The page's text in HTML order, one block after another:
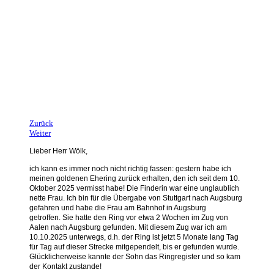
Zurück
Weiter
Lieber Herr Wölk,
ich kann es immer noch nicht richtig fassen: gestern habe ich
meinen goldenen Ehering zurück erhalten, den ich seit dem 10.
Oktober 2025 vermisst habe! Die Finderin war eine unglaublich
nette Frau. Ich bin für die Übergabe von Stuttgart nach Augsburg
gefahren und habe die Frau am Bahnhof in Augsburg
getroffen. Sie hatte den Ring vor etwa 2 Wochen im Zug von
Aalen nach Augsburg gefunden. Mit diesem Zug war ich am
10.10.2025 unterwegs, d.h. der Ring ist jetzt 5 Monate lang Tag
für Tag auf dieser Strecke mitgependelt, bis er gefunden wurde.
Glücklicherweise kannte der Sohn das Ringregister und so kam
der Kontakt zustande!